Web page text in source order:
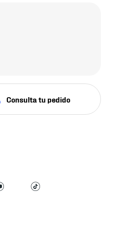
Consulta tu pedido